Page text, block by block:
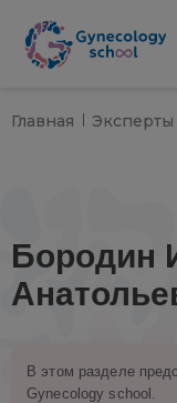
Главная Эксперты
Бородин
В этом разделе
Gynecology school.